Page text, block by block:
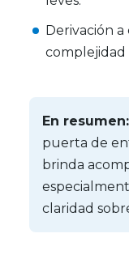
Derivación
complejidad
En resumen:
puerta de
brinda
claridad